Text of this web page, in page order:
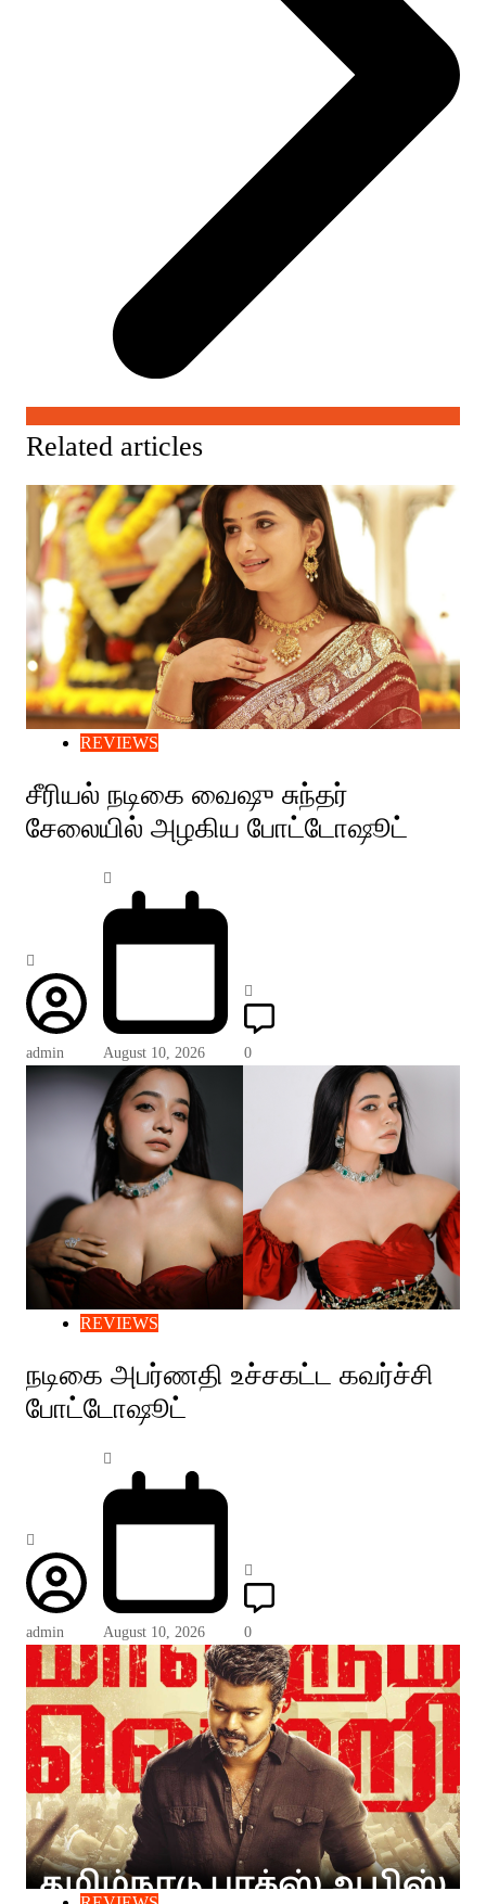
Related articles
REVIEWS
சீரியல் நடிகை வைஷு சுந்தர்
சேலையில் அழகிய போட்டோஷூட்
admin August 10, 2026 0
REVIEWS
நடிகை அபர்ணதி உச்சகட்ட கவர்ச்சி
போட்டோஷூட்
admin August 10, 2026 0